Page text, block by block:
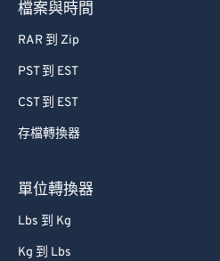
檔案與時間
RAR 到 Zip
PST 到 EST
CST 到 EST
存檔轉換器
單位轉換器
Lbs 到 Kg
Kg 到 Lbs